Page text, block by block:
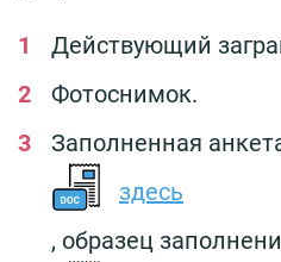
Действующий
Фотоснимок.
Заполненная
здесь
, образец